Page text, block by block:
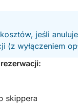
jeśli
(z wyłączeniem
skippera